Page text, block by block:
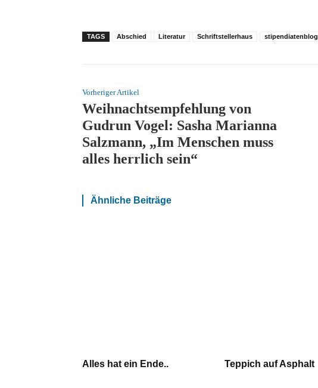
TAGS Abschied Literatur Schriftstellerhaus stipendiatenblog
Vorheriger Artikel
Weihnachtsempfehlung von
Gudrun Vogel: Sasha Marianna
Salzmann, „Im Menschen muss
alles herrlich sein“
Ähnliche Beiträge
Alles hat ein Ende.. Teppich auf Asphalt